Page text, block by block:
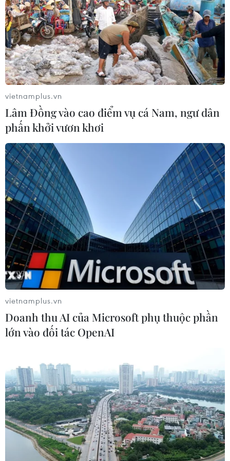
TIN CÙNG CHUYÊN MỤC
Khuyến khích các cơ sở giáo dục đại
vietnamplus.vn
Lâm Đồng vào cao điểm vụ cá Nam, ngư dân
phấn khởi vươn khơi
vietnamplus.vn
Doanh thu AI của Microsoft phụ thuộc phần
lớn vào đối tác OpenAI